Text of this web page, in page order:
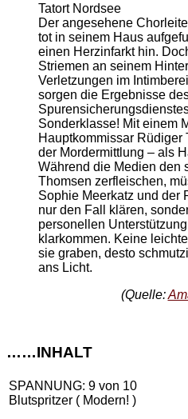
Tatort Nordsee
Der angesehene
tot in seinem Haus
einen Herzinfarkt hin.
Striemen an seinem
Verletzungen im
sorgen die Ergebnisse
Sonderklasse! Mit einem
Hauptkommissar Rüdiger
der Mordermittlung – als
Während die Medien den
Thomsen zerfleischen,
Sophie Meerkatz und der
nur den Fall klären,
personellen
klarkommen. Keine
sie graben, desto
ans Licht.
(Quelle:
……INHALT
SPANNUNG: 9 von 10
Blutspritzer ( Modern! )